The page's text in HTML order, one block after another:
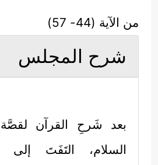
من الآية (44- 57)
شرح المجلس
بعد شَرحِ القرآن
السلام، التَفَتَ إلى